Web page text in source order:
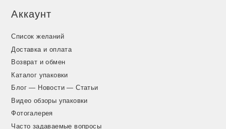
Аккаунт
Список желаний
Доставка и оплата
Возврат и обмен
Каталог упаковки
Блог — Новости — Статьи
Видео обзоры упаковки
Фотогалерея
Часто задаваемые вопросы